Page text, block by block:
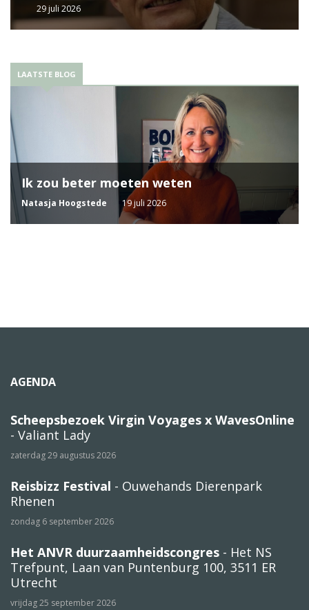
29 juli 2026
LAATSTE BLOG
Ik zou beter moeten weten
Natasja Hoogstede 19 juli 2026
AGENDA
Scheepsbezoek Virgin Voyages x WavesOnline
- Valiant Lady
zaterdag 29 augustus 2026
Reisbizz Festival - Ouwehands Dierenpark
Rhenen
zondag 6 september 2026
Het ANVR duurzaamheidscongres - Het NS
Trefpunt, Laan van Puntenburg 100, 3511 ER
Utrecht
vrijdag 25 september 2026